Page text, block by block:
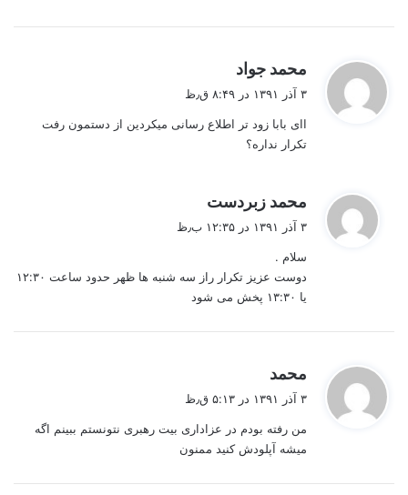
محمد جواد
:
۳ آذر ۱۳۹۱ در ۸:۴۹ ق٫ظ
اای بابا زود تر اطلاع رسانی میکردین از دستمون رفت
تکرار نداره؟
محمد زبردست
۳ آذر ۱۳۹۱ در ۱۲:۳۵ ب٫ظ
سلام .
دوست عزیز تکرار راز سه شنبه ها ظهر حدود ساعت ۱۲:۳۰
یا ۱۳:۳۰ پخش می شود
محمد
:
۳ آذر ۱۳۹۱ در ۵:۱۳ ق٫ظ
من رفته بودم در عزاداری بیت رهبری نتونستم ببینم اگه
میشه آپلودش کنید ممنون